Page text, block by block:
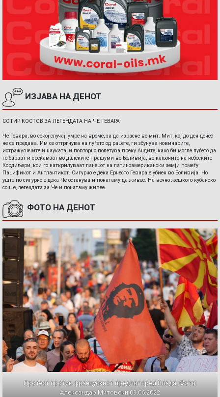
ИЗЈАВА НА ДЕНОТ
СОТИР КОСТОВ ЗА ЛЕГЕНДАТА НА ЧЕ ГЕВАРА
Че Гевара, во секој случај, умре на време, за да израсне во мит. Мит, кој до ден денес
не се предава. Им се оттргнува на луѓето од рацете, ги збунува новинарите,
истражувачите и науката, и повторно полетува преку Андите, како би могле луѓето да
го бараат и среќаваат во далеките прашуми во Боливија, во кањоните на небеските
Кордиљери, кои го наткрилуваат ланецот на латиноамерикански земји помеѓу
Пацификот и Антлантикот. Сигурно е дека Ернесто Гевара е убиен во Боливија. Но
уште по сигурно е дека Че останува и понатаму да живее. На вечно жешкото кубанско
сонце, легендата за Че и понатаму живее.
ФОТО НА ДЕНОТ
Протест против францускиот предлог пред Влада. Фото:
Александар Митовски,03.06.2022